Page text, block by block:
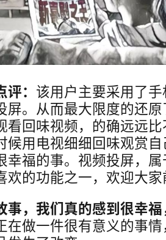
： 该用户主要采用了
屏。从而最大限度的还
看回味视频，的确远远
候用电视细细回味观赏
幸福的事。视频投屏，
欢的功能之一，欢迎大
事，我们真的感到很幸
在做一件很有意义的事